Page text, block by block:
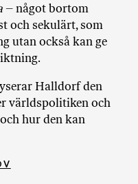
– något bortom
och sekulärt, som
utan också kan ge
Halldorf den
världspolitiken och
hur den kan